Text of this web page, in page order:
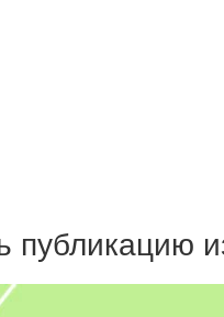
публикацию